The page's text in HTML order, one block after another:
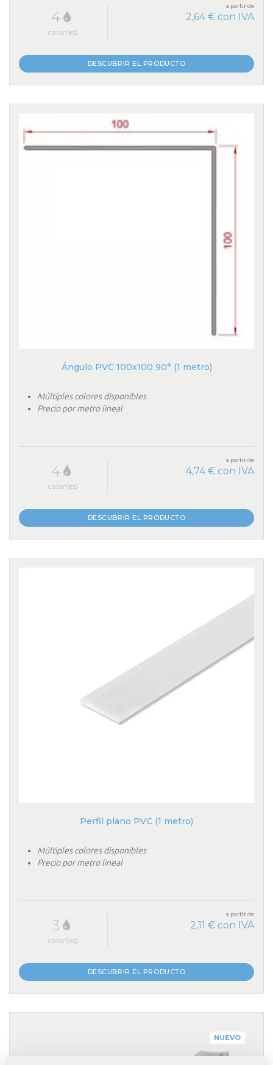
4
color(es)
a partir de
2,64 € con IVA
DESCUBRIR EL PRODUCTO
Ángulo PVC 100x100 90° (1 metro)
Múltiples colores disponibles
Precio por metro lineal
4
color(es)
a partir de
4,74 € con IVA
DESCUBRIR EL PRODUCTO
Perfil plano PVC (1 metro)
Múltiples colores disponibles
Precio por metro lineal
3
color(es)
a partir de
2,11 € con IVA
DESCUBRIR EL PRODUCTO
NUEVO